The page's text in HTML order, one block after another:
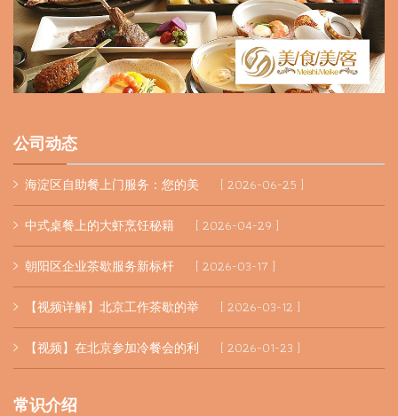
公司动态
海淀区自助餐上门服务：您的美 [ 2026-06-25 ]
中式桌餐上的大虾烹饪秘籍 [ 2026-04-29 ]
朝阳区企业茶歇服务新标杆 [ 2026-03-17 ]
【视频详解】北京工作茶歇的举 [ 2026-03-12 ]
【视频】在北京参加冷餐会的利 [ 2026-01-23 ]
常识介绍